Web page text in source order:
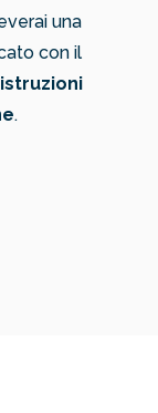
una
con il
istruzioni
.